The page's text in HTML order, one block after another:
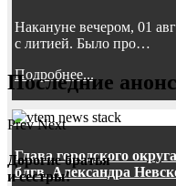
Накануне вечером, 01
с литией. Было про…
Подробнее...
Глава городского
блгв. Александра
Последние
Prev Next
Дорогие братья
и сестры!